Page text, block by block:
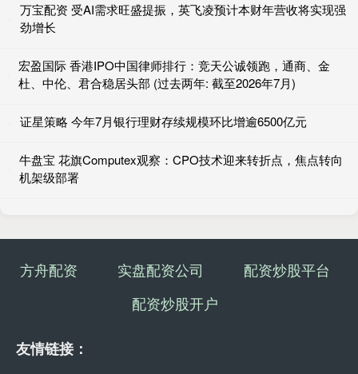
万宝配资 受AI需求旺盛提振，英飞凌预计本财年营收将实现强
劲增长
宏盈国际 香港IPO中国律师排行：竞天公诚领跑，通商、金
杜、中伦、君合稳居头部 (过去两年: 截至2026年7月)
证星策略 今年7月银行理财存续规模环比增逾6500亿元
牛盘宝 花旗Computex观察：CPO技术迎来转折点，焦点转向
机架级部署
方舟配资 实盘配资公司
配资炒股平台
配资炒股开户
友情链接：